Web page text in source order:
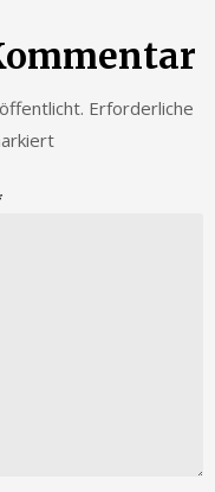
Erforderliche